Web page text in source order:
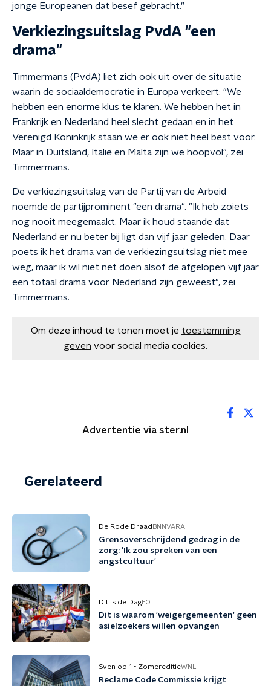
jonge Europeanen dat besef gebracht."
Verkiezingsuitslag PvdA "een
drama"
Timmermans (PvdA) liet zich ook uit over de situatie
waarin de sociaaldemocratie in Europa verkeert: "We
hebben een enorme klus te klaren. We hebben het in
Frankrijk en Nederland heel slecht gedaan en in het
Verenigd Koninkrijk staan we er ook niet heel best voor.
Maar in Duitsland, Italië en Malta zijn we hoopvol", zei
Timmermans.
De verkiezingsuitslag van de Partij van de Arbeid
noemde de partijprominent "een drama". "Ik heb zoiets
nog nooit meegemaakt. Maar ik houd staande dat
Nederland er nu beter bij ligt dan vijf jaar geleden. Daar
poets ik het drama van de verkiezingsuitslag niet mee
weg, maar ik wil niet net doen alsof de afgelopen vijf jaar
een totaal drama voor Nederland zijn geweest", zei
Timmermans.
Om deze inhoud te tonen moet je toestemming
geven voor social media cookies.
Advertentie via ster.nl
Gerelateerd
De Rode Draad BNNVARA
Grensoverschrijdend gedrag in de
zorg: 'Ik zou spreken van een
angstcultuur'
Dit is de DagEO
Dit is waarom 'weigergemeenten' geen
asielzoekers willen opvangen
Sven op 1 - ZomereditieWNL
Reclame Code Commissie krijgt